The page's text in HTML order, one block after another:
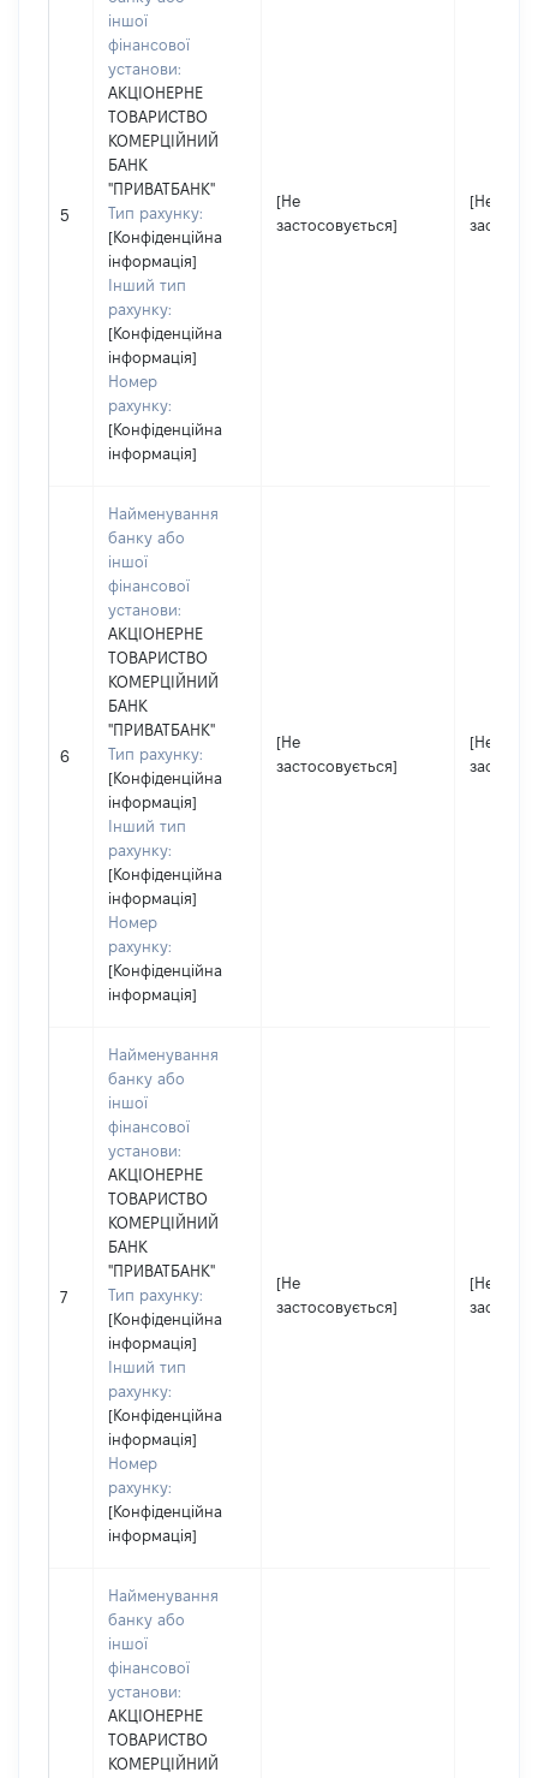
5
іншої
фінансової
установи:
АКЦІОНЕРНЕ
ТОВАРИСТВО
КОМЕРЦІЙНИЙ
БАНК
"ПРИВАТБАНК"
Тип рахунку:
[Конфіденційна
інформація]
Інший тип
рахунку:
[Конфіденційна
інформація]
Номер
рахунку:
[Конфіденційна
інформація]
[Не
застосовується]
[Не
6
Найменування
банку або
іншої
фінансової
установи:
АКЦІОНЕРНЕ
ТОВАРИСТВО
КОМЕРЦІЙНИЙ
БАНК
"ПРИВАТБАНК"
Тип рахунку:
[Конфіденційна
інформація]
Інший тип
рахунку:
[Конфіденційна
інформація]
Номер
рахунку:
[Конфіденційна
інформація]
[Не
застосовується]
[Не
7
Найменування
банку або
іншої
фінансової
установи:
АКЦІОНЕРНЕ
ТОВАРИСТВО
КОМЕРЦІЙНИЙ
БАНК
"ПРИВАТБАНК"
Тип рахунку:
[Конфіденційна
інформація]
Інший тип
рахунку:
[Конфіденційна
інформація]
Номер
рахунку:
[Конфіденційна
інформація]
[Не
застосовується]
[Не
Найменування
банку або
іншої
фінансової
установи:
АКЦІОНЕРНЕ
ТОВАРИСТВО
КОМЕРЦІЙНИЙ